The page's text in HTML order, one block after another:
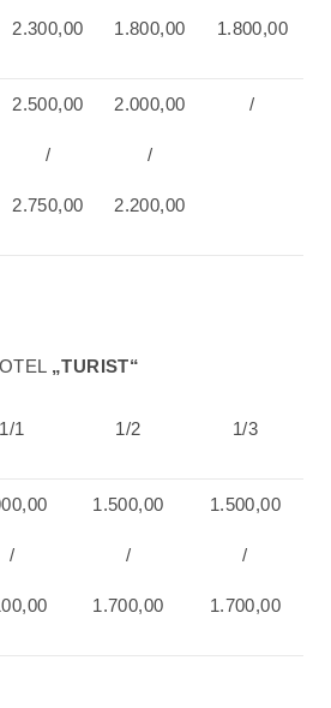
2.300,00 1.800,00 1.800,00
2.500,00
/
2.750,00
2.000,00
/
2.200,00
/
„TURIST“
1/1 1/2 1/3
/
1.500,00
/
1.700,00
1.500,00
/
1.700,00